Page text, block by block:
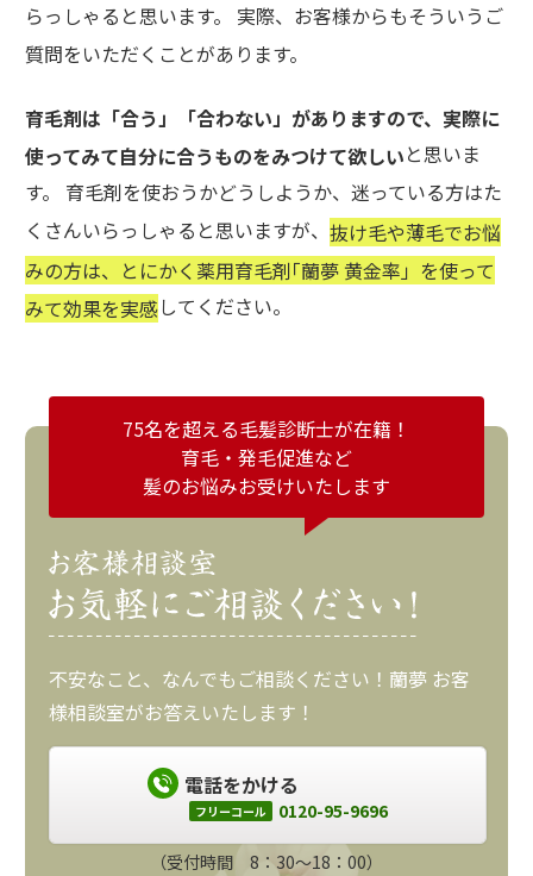
らっしゃると思います。 実際、お客様からもそういうご
質問をいただくことがあります。
育毛剤は「合う」「合わない」がありますので、実際に
使ってみて自分に合うものをみつけて欲しいと思いま
す。 育毛剤を使おうかどうしようか、迷っている方はた
くさんいらっしゃると思いますが、 抜け毛や薄毛でお悩
みの方は、とにかく薬用育毛剤｢蘭夢 黄金率」を使って
みて効果を実感してください。
75名を超える毛髪診断士が在籍！
育毛・発毛促進など
髪のお悩みお受けいたします
不安なこと、なんでもご相談ください！蘭夢 お客
様相談室がお答えいたします！
電話をかける
フリーコール 0120-95-9696
（受付時間 8：30～18：00）